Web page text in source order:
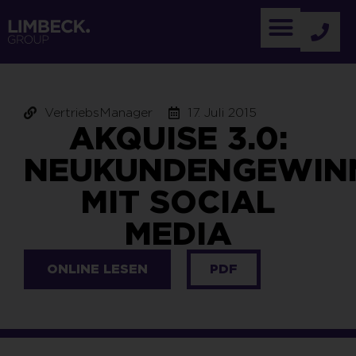
VertriebsManager 17. Juli 2015
AKQUISE 3.0:
MIT SOCIAL
MEDIA
ONLINE LESEN PDF